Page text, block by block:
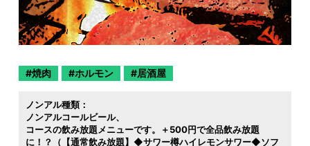
焼肉 ホルモン 居酒屋
ノンアル種類：
ノンアルコールビール
コースの飲み放題メニューです。＋500円で全品飲み放題
に！？（【通常飲み放題】◆サワー樽ハイレモンサワー◆ソフ